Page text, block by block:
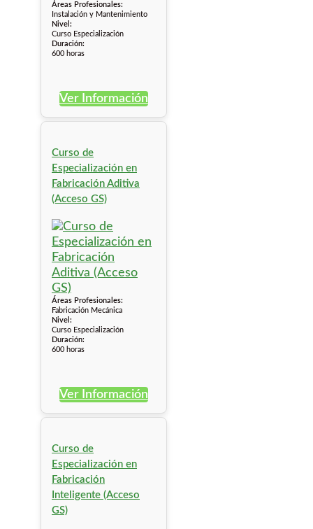
Áreas Profesionales:
Instalación y Mantenimiento
Nivel:
Curso Especialización
Duración:
600 horas
Ver Información
Curso de
Especialización en
Fabricación Aditiva
(Acceso GS)
Áreas Profesionales:
Fabricación Mecánica
Nivel:
Curso Especialización
Duración:
600 horas
Ver Información
Curso de
Especialización en
Fabricación
Inteligente (Acceso
GS)